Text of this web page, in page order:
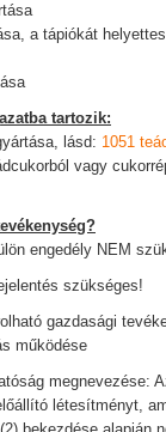
a tápiókát
tartozik:
lásd: 1051
vagy
engedély NEM
szükséges!
gazdasági
működése
megnevezése:
létesítményt,